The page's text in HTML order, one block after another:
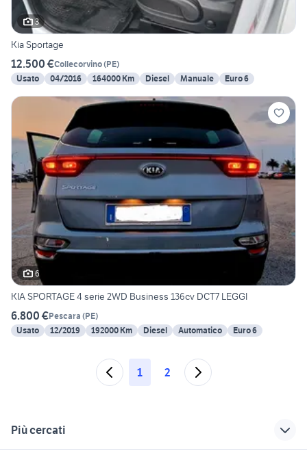
3
Kia Sportage
12.500 €Collecorvino(PE)
Usato
04/2016 164000 Km Diesel Manuale Euro 6
6
KIA SPORTAGE 4 serie 2WD Business 136cv DCT7 LEGGI
6.800 €Pescara (PE)
Usato
12/2019 192000 Km Diesel Automatico Euro 6
1 2
Più cercati